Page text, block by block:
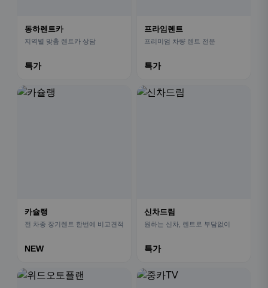
동하렌트카
지역별 맞춤 렌트카 상담
특가
프라임렌트
프리미엄 차량 렌트 전문
특가
카슐랭
전 차종 장기렌트 한번에 비교견적
NEW
신차드림
원하는 신차, 렌트로 부담없이
특가